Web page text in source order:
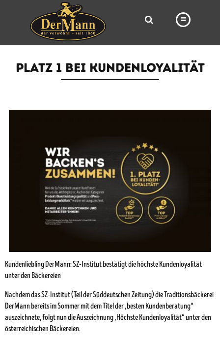
FILIALEN
NEWS
KARRIERE
VIDEOS
PLATZ 1 BEI KUNDENLOYALITÄT
Kundenliebling DerMann: SZ-Institut bestätigt die höchste Kundenloyalität
unter den Bäckereien
Nachdem das SZ-Institut (Teil der Süddeutschen Zeitung) die Traditionsbäckerei
DerMann bereits im Sommer mit dem Titel der „besten Kundenberatung“
auszeichnete, folgt nun die Auszeichnung „Höchste Kundenloyalität“ unter den
österreichischen Bäckereien.